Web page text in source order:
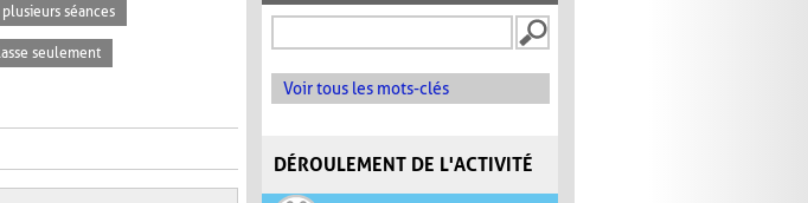
Voir tous les mots-clés
DÉROULEMENT DE L'ACTIVITÉ
plusieurs séances
seulement